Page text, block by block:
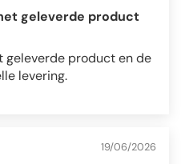
geleverde product
geleverde product en de
levering.
19/06/2026